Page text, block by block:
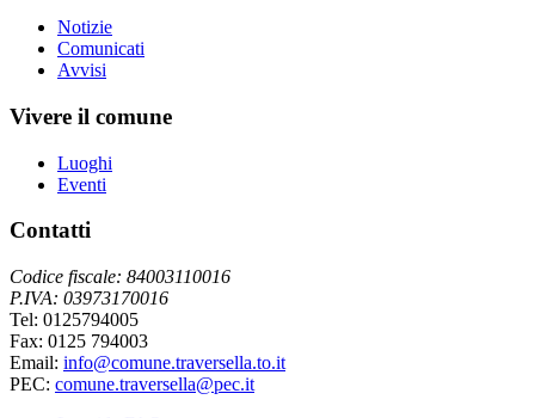
Notizie
Comunicati
Avvisi
Vivere il comune
Luoghi
Eventi
Contatti
Codice fiscale: 84003110016
P.IVA: 03973170016
Tel: 0125794005
Fax: 0125 794003
Email: info@comune.traversella.to.it
PEC: comune.traversella@pec.it